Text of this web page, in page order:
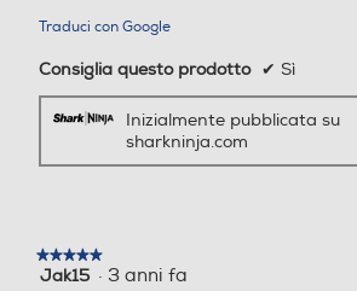
Traduci con Google
Consiglia questo prodotto ✔ Sì
Inizialmente pubblicata su
sharkninja.com
★★★★★
★★★★★
5Jak15 · 3 anni fa